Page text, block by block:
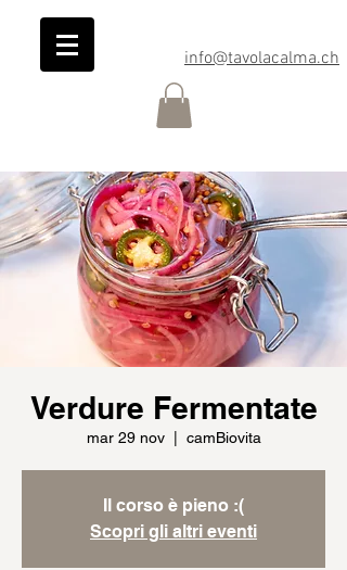
info@tavolacalma.ch
Verdure Fermentate
mar 29 nov
  |
camBiovita
Il corso è pieno :(
Scopri gli altri eventi